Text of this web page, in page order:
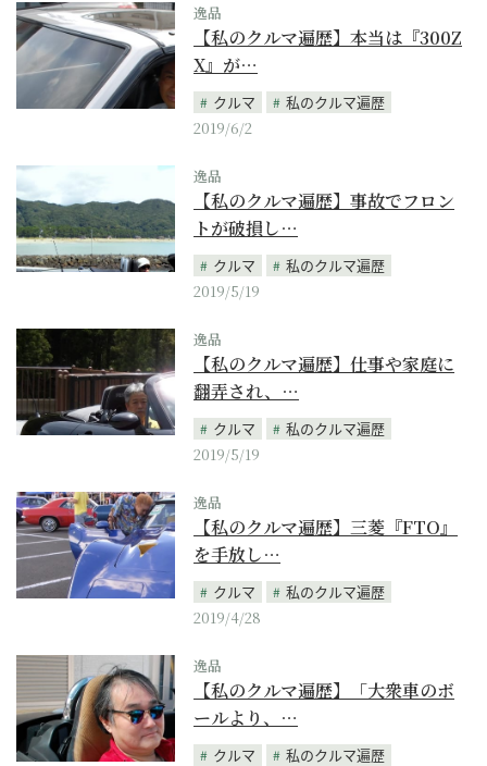
逸品
【私のクルマ遍歴】本当は『300Z
X』が…
クルマ
私のクルマ遍歴
2019/6/2
逸品
【私のクルマ遍歴】事故でフロン
トが破損し…
クルマ
私のクルマ遍歴
2019/5/19
逸品
【私のクルマ遍歴】仕事や家庭に
翻弄され、…
クルマ
私のクルマ遍歴
2019/5/19
逸品
【私のクルマ遍歴】三菱『FTO』
を手放し…
クルマ
私のクルマ遍歴
2019/4/28
逸品
【私のクルマ遍歴】「大衆車のボ
ールより、…
クルマ
私のクルマ遍歴